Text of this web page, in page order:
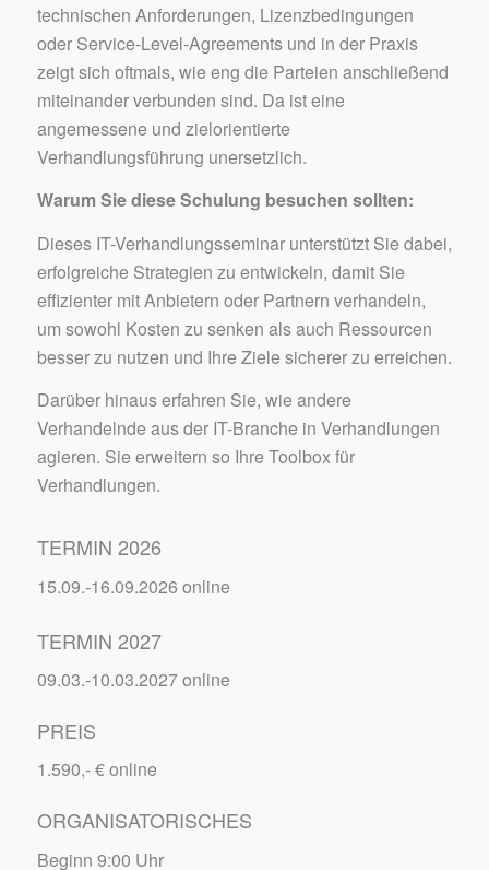
technischen Anforderungen, Lizenzbedingungen
oder Service-Level-Agreements und in der Praxis
zeigt sich oftmals, wie eng die Parteien anschließend
miteinander verbunden sind. Da ist eine
angemessene und zielorientierte
Verhandlungsführung unersetzlich.
Warum Sie diese Schulung besuchen sollten:
Dieses IT-Verhandlungsseminar unterstützt Sie dabei,
erfolgreiche Strategien zu entwickeln, damit Sie
effizienter mit Anbietern oder Partnern verhandeln,
um sowohl Kosten zu senken als auch Ressourcen
besser zu nutzen und Ihre Ziele sicherer zu erreichen.
Darüber hinaus erfahren Sie, wie andere
Verhandelnde aus der IT-Branche in Verhandlungen
agieren. Sie erweitern so Ihre Toolbox für
Verhandlungen.
TERMIN 2026
15.09.-16.09.2026 online
TERMIN 2027
09.03.-10.03.2027 online
PREIS
1.590,- € online
ORGANISATORISCHES
Beginn 9:00 Uhr